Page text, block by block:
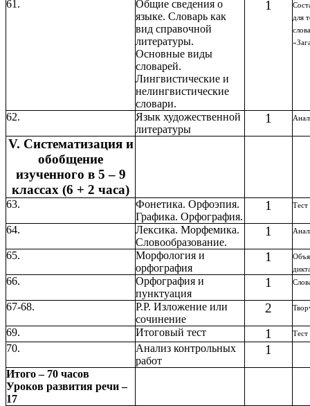
61.
Общие сведения о
языке. Словарь как
вид справочной
литературы.
Основные виды
словарей.
Лингвистические и
нелингвистические
словари.
1
для
62.
Язык художественной
литературы
1
V. Систематизация и
обобщение
изученного в 5 – 9
классах (6 + 2 часа)
63.
Фонетика. Орфоэпия.
Графика. Орфография.
1 Тест
64.
Лексика. Морфемика.
Словообразование.
1
65.
Морфология и
орфография
1
66.
Орфография и
пунктуация
1
67-68.
Р.Р. Изложение или
сочинение
2
69. Итоговый тест 1 Тест
70.
Анализ контрольных
работ
1
Итого – 70 часов
Уроков развития речи –
17